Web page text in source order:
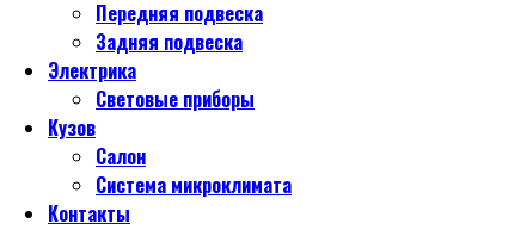
Передняя подвеска
Задняя подвеска
Электрика
Световые приборы
Кузов
Салон
Система микроклимата
Контакты